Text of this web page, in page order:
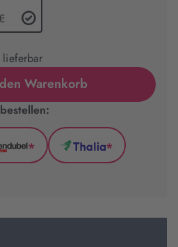
Warenkorb
Hugendubel
Tab
*
Thalia
Tab
*